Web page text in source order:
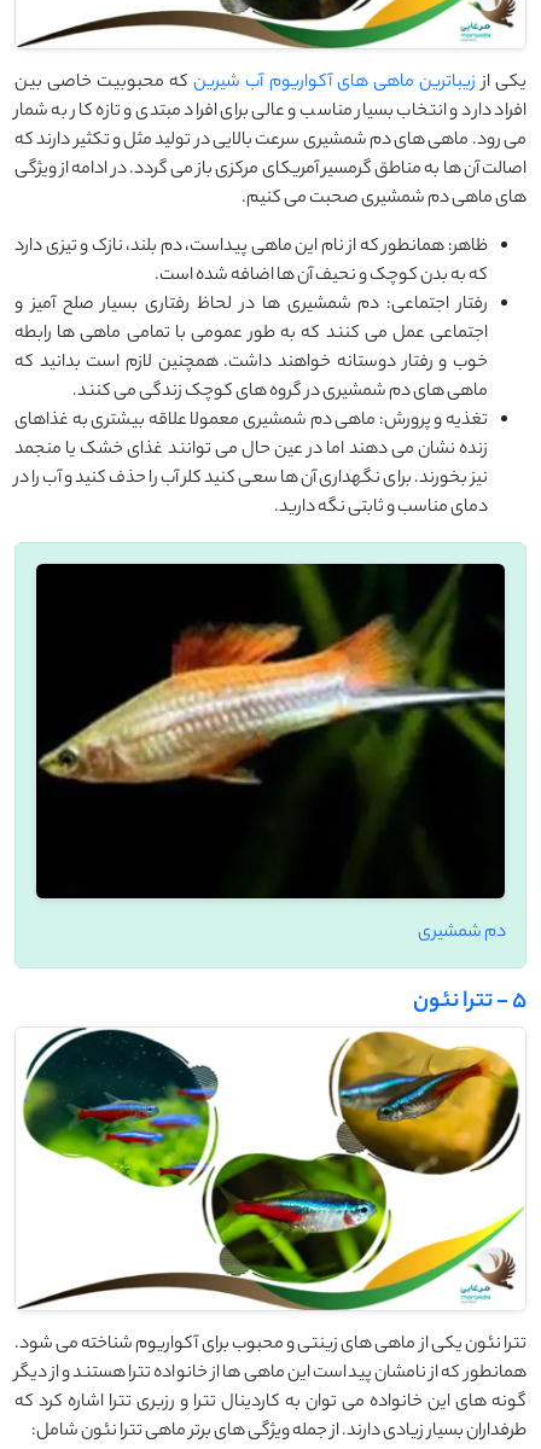
یکی اززیباترین ماهی های آکواریوم آب شیرینکه محبوبیت خاصی بین
افراد دارد و انتخاب بسیار مناسب و عالی برای افراد مبتدی و تازه کار به شمار
می رود. ماهی های دم شمشیری سرعت بالایی در تولید مثل و تکثیر دارند که
اصالت آن ها به مناطق گرمسیر آمریکای مرکزی باز می گردد. در ادامه از ویژگی
های ماهی دم شمشیری صحبت می کنیم.
ظاهر: همانطور که از نام این ماهی پیداست، دم بلند، نازک و تیزی دارد
که به بدن کوچک و نحیف آن ها اضافه شده است.
رفتار اجتماعی: دم شمشیری ها در لحاظ رفتاری بسیار صلح آمیز و
اجتماعی عمل می کنند که به طور عمومی با تمامی ماهی ها رابطه
خوب و رفتار دوستانه خواهند داشت. همچنین لازم است بدانید که
ماهی های دم شمشیری در گروه های کوچک زندگی می کنند.
تغذیه و پرورش: ماهی دم شمشیری معمولا علاقه بیشتری به غذاهای
زنده نشان می دهند اما در عین حال می توانند غذای خشک یا منجمد
نیز بخورند. برای نگهداری آن ها سعی کنید کلر آب را حذف کنید و آب را در
دمای مناسب و ثابتی نگه دارید.
دم شمشیری
5 - تترا نئون
تترا نئون یکی از ماهی های زینتی و محبوب برای آکواریوم شناخته می شود.
همانطور که از نامشان پیداست این ماهی ها از خانواده تترا هستند و از دیگر
گونه های این خانواده می توان به کاردینال تترا و رزبری تترا اشاره کرد که
طرفداران بسیار زیادی دارند. از جمله ویژگی های برتر ماهی تترا نئون شامل: